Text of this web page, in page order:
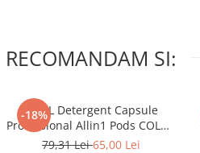
RECOMANDAM SI:
-18%
ARIEL Detergent Capsule
Professional Allin1 Pods COLOR
60 buc
79,31 Lei65,00 Lei